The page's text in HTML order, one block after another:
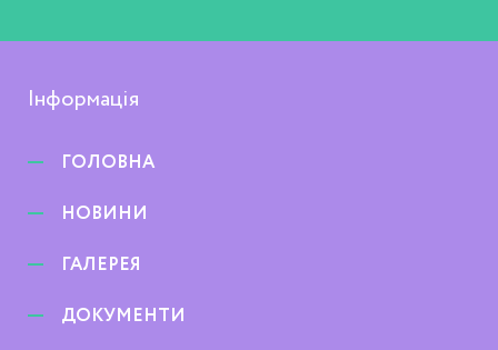
Інформація
ГОЛОВНА
НОВИНИ
ГАЛЕРЕЯ
ДОКУМЕНТИ